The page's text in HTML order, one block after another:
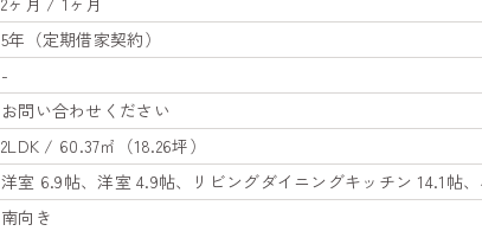
5年（定期借家契約）
-
お問い合わせください
2LDK / 60.37㎡（18.26坪）
洋室 6.9帖、洋室 4.9帖、リビングダイニングキッチン 14.1帖
南向き